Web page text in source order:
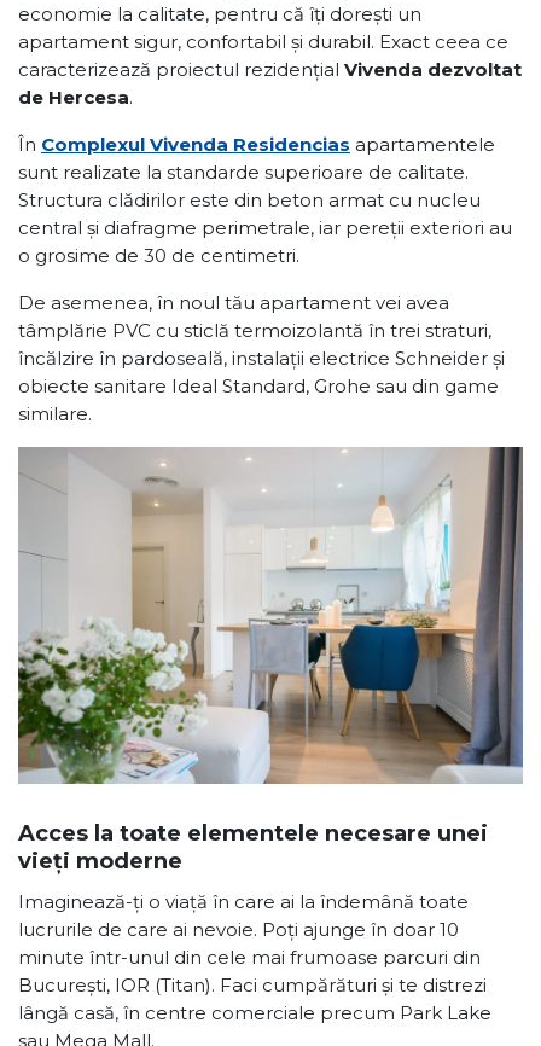
economie la calitate, pentru că îți dorești un
apartament sigur, confortabil și durabil. Exact ceea ce
caracterizează proiectul rezidențial Vivenda dezvoltat
de Hercesa.
În Complexul Vivenda Residencias apartamentele
sunt realizate la standarde superioare de calitate.
Structura clădirilor este din beton armat cu nucleu
central și diafragme perimetrale, iar pereții exteriori au
o grosime de 30 de centimetri.
De asemenea, în noul tău apartament vei avea
tâmplărie PVC cu sticlă termoizolantă în trei straturi,
încălzire în pardoseală, instalații electrice Schneider și
obiecte sanitare Ideal Standard, Grohe sau din game
similare.
Acces la toate elementele necesare unei
vieți moderne
Imaginează-ți o viață în care ai la îndemână toate
lucrurile de care ai nevoie. Poți ajunge în doar 10
minute într-unul din cele mai frumoase parcuri din
București, IOR (Titan). Faci cumpărături și te distrezi
lângă casă, în centre comerciale precum Park Lake
sau Mega Mall.